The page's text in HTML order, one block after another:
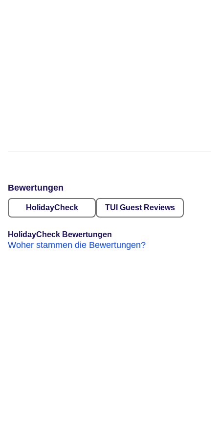
Bewertungen
HolidayCheck TUI Guest Reviews
HolidayCheck Bewertungen
Woher stammen die Bewertungen?